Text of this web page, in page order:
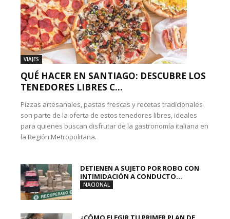
VIAJES
QUÉ HACER EN SANTIAGO: DESCUBRE LOS
TENEDORES LIBRES C...
Pizzas artesanales, pastas frescas y recetas tradicionales
son parte de la oferta de estos tenedores libres, ideales
para quienes buscan disfrutar de la gastronomía italiana en
la Región Metropolitana.
DETIENEN A SUJETO POR ROBO CON
INTIMIDACIÓN A CONDUCTO...
NACIONAL